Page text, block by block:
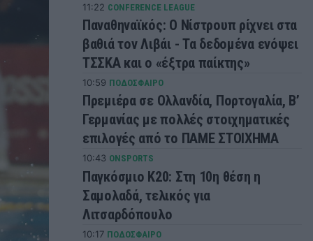
11:22 CONFERENCE LEAGUE
Παναθηναϊκός: Ο Νίστρουπ ρίχνει στα
βαθιά τον Λιβάι - Τα δεδομένα ενόψει
ΤΣΣΚΑ και ο «έξτρα παίκτης»
10:59 ΠΟΔΟΣΦΑΙΡΟ
Πρεμιέρα σε Ολλανδία, Πορτογαλία, Β’
Γερμανίας με πολλές στοιχηματικές
επιλογές από το ΠΑΜΕ ΣΤΟΙΧΗΜΑ
10:43 ONSPORTS
Παγκόσμιο Κ20: Στη 10η θέση η
Σαμολαδά, τελικός για
Λιτσαρδόπουλο
10:17 ΠΟΔΟΣΦΑΙΡΟ